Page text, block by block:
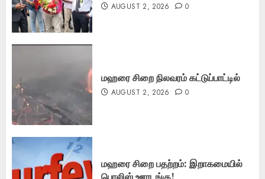
AUGUST 2, 2026 0
மஹரை சிறை நிலவரம் கட்டுப்பாட்டில்
AUGUST 2, 2026 0
மஹரை சிறை பதற்றம்: இறாகமையில்
பொலிஸ் ஊரடங்கு!